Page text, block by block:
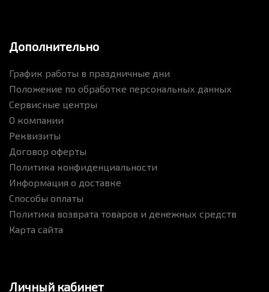
Дополнительно
График работы в праздничные дни
Положение по обработке персональных данных
Сервисные центры
О компании
Реквизиты
Договор оферты
Политика конфиденциальности
Информация о доставке
Способы оплаты
Политика возврата товаров и денежных средств
Карта сайта
Личный кабинет